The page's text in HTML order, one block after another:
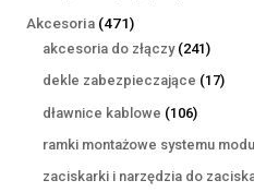
Akcesoria 471471
produktów
akcesoria do złączy 241241
dekle zabezpieczające 1717
dławnice kablowe 106106
ramki montażowe systemu
zaciskarki i narzędzia do